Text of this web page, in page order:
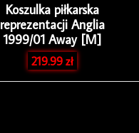
Koszulka piłkarska
reprezentacji Anglia
1999/01 Away [M]
219.99zł